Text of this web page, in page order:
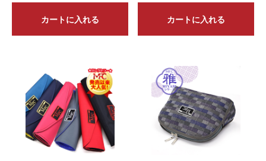
カートに入れる カートに入れる